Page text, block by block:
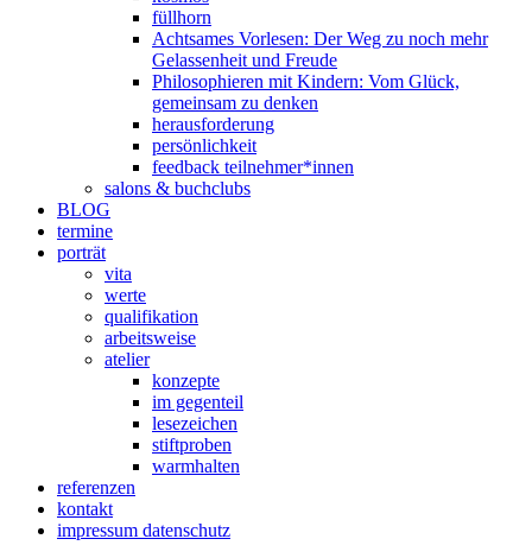
füllhorn
Achtsames Vorlesen: Der Weg zu noch mehr
Gelassenheit und Freude
Philosophieren mit Kindern: Vom Glück,
gemeinsam zu denken
herausforderung
persönlichkeit
feedback teilnehmer*innen
salons & buchclubs
BLOG
termine
porträt
vita
werte
qualifikation
arbeitsweise
atelier
konzepte
im gegenteil
lesezeichen
stiftproben
warmhalten
referenzen
kontakt
impressum datenschutz